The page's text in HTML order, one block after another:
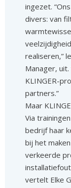
ingezet.
divers: van
realiseren,”
Manager,
KLINGER-
partners.”
Maar
Via
bedrijf haar
bij het
verkeerde
vertelt Elke